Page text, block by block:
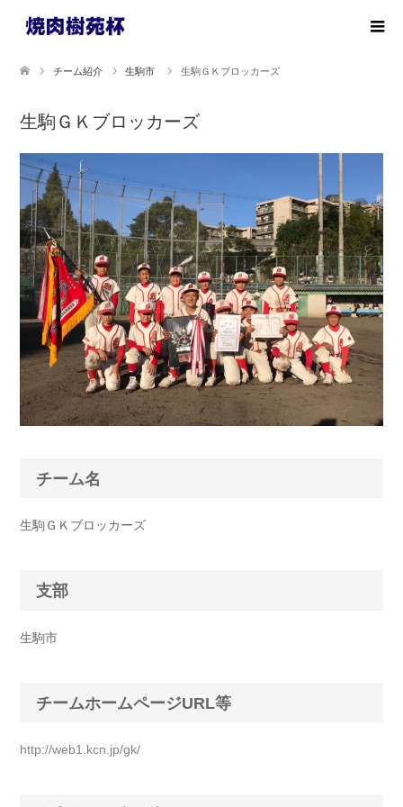
チーム紹介 生駒市 生駒ＧＫブロッカーズ
生駒ＧＫブロッカーズ
チーム名
生駒ＧＫブロッカーズ
支部
生駒市
チームホームページURL等
http://web1.kcn.jp/gk/